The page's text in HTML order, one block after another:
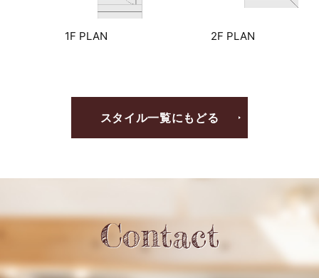
1F PLAN 2F PLAN
スタイル一覧にもどる
Contact